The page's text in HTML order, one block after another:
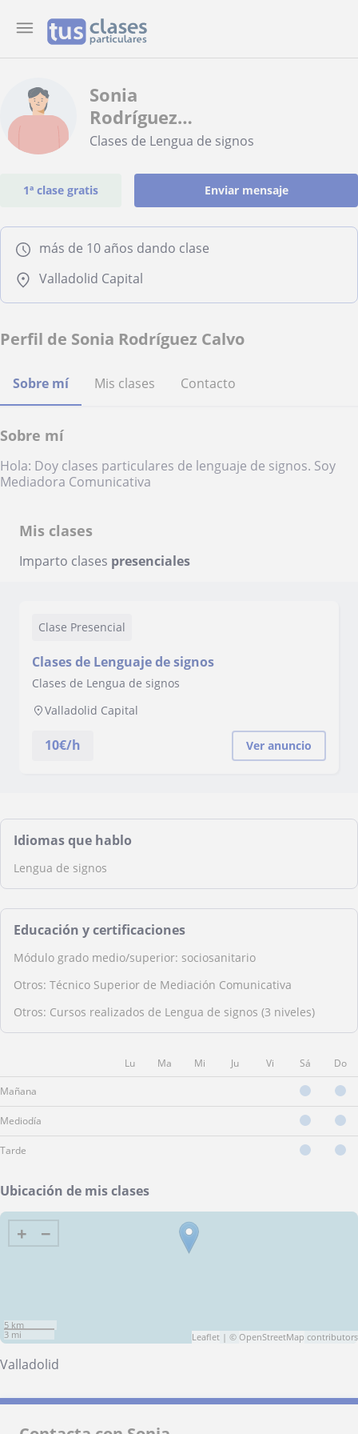
Sonia
Rodríguez
Calvo
Clases de Lengua de signos
1ª clase gratis Enviar mensaje
más de 10 años dando clase
Valladolid Capital
Perfil de Sonia Rodríguez Calvo
Sobre mí Mis clases Contacto
Sobre mí
Hola: Doy clases particulares de lenguaje de signos. Soy
Mediadora Comunicativa
Mis clases
Imparto clases presenciales
Clase Presencial
Clases de Lenguaje de signos
Clases de Lengua de signos
Valladolid Capital
10€/h Ver anuncio
Idiomas que hablo
Lengua de signos
Educación y certificaciones
Módulo grado medio/superior: sociosanitario
Otros: Técnico Superior de Mediación Comunicativa
Otros: Cursos realizados de Lengua de signos (3 niveles)
Lu Ma Mi Ju Vi Sá Do
Mañana
Mediodía
Tarde
Ubicación de mis clases
+ −
5 km
3 mi
Leaflet | © OpenStreetMap contributors
Valladolid